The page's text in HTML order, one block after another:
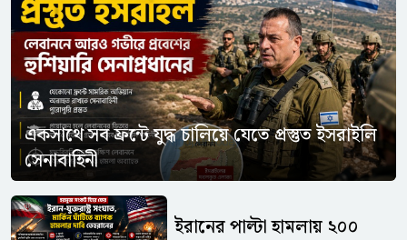
একসাথে সব ফ্রন্টে যুদ্ধ চালিয়ে যেতে প্রস্তুত ইসরাইলি
সেনাবাহিনী
ইরানের পাল্টা হামলায় ২০০